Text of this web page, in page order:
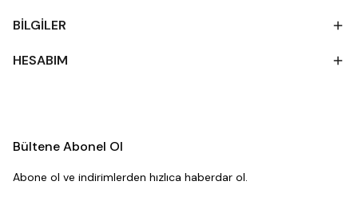
BİLGİLER
HESABIM
Bültene Abonel Ol
Abone ol ve indirimlerden hızlıca haberdar ol.